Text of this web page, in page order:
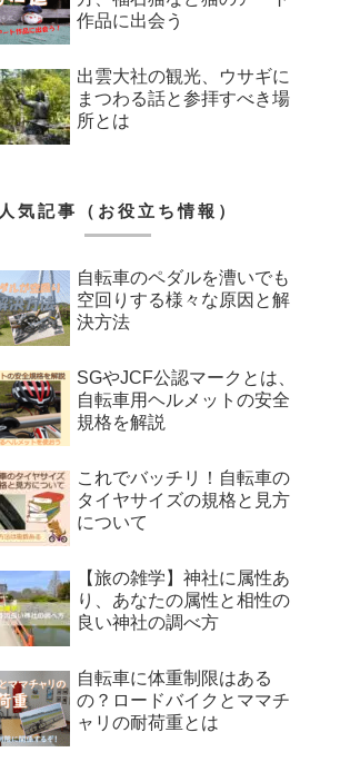
作品に出会う
出雲大社の観光、ウサギに
まつわる話と参拝すべき場
所とは
人気記事（お役立ち情報）
自転車のペダルを漕いでも
空回りする様々な原因と解
決方法
SGやJCF公認マークとは、
自転車用ヘルメットの安全
規格を解説
これでバッチリ！自転車の
タイヤサイズの規格と見方
について
【旅の雑学】神社に属性あ
り、あなたの属性と相性の
良い神社の調べ方
自転車に体重制限はある
の？ロードバイクとママチ
ャリの耐荷重とは